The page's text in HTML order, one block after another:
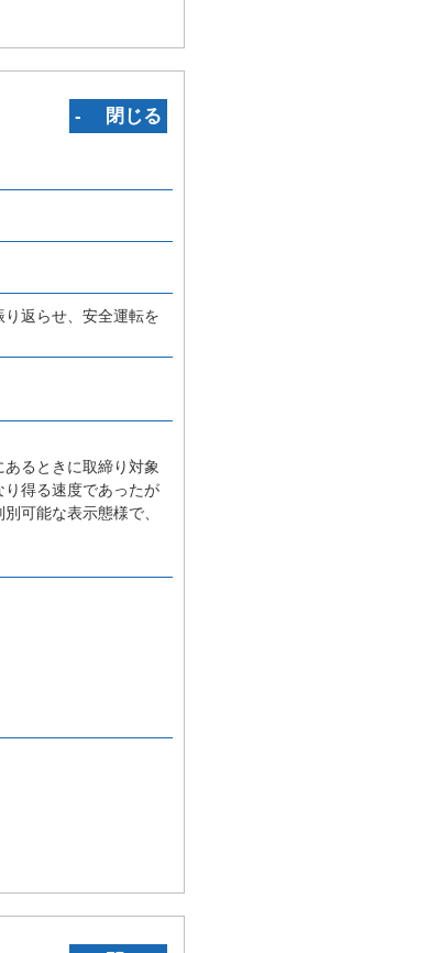
‐ 閉じる
返らせ、安全運転を
るときに取締り対象
得る速度であったが
可能な表示態様で、